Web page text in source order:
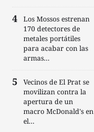
Los Mossos estrenan
170 detectores de
metales portátiles
para acabar con las
armas...
Vecinos de El Prat se
movilizan contra la
apertura de un
macro McDonald's en
el...